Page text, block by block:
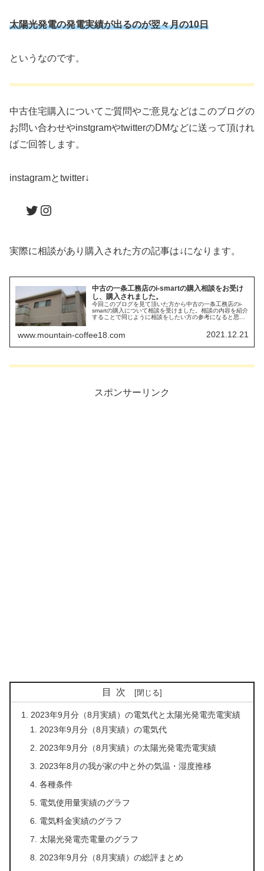
太陽光発電の発電実績が出るのが翌々月の10日
というなのです。
中古住宅購入についてご質問やご意見などはこのブログの
お問い合わせやinstgramやtwitterのDMなどに送って頂けれ
ばご回答します。
instagramとtwitter↓
Twitter
Instagram
実際に相談があり購入された方の記事は↓になります。
中古の一条工務店のi-smartの購入相談をお受け
し、購入されました。
今回このブログを見て頂いた方から中古の一条工務店のi-
smartの購入について相談を受けました。相談の内容を紹介
することで同じように相談をしたい方の参考になると思い
www.mountain-coffee18.com 2021.12.21
スポンサーリンク
目次
2023年9月分（8月実績）の電気代と太陽光発電売電実績
2023年9月分（8月実績）の電気代
2023年9月分（8月実績）の太陽光発電売電実績
2023年8月の我が家の中と外の気温・湿度推移
各種条件
電気使用量実績のグラフ
電気料金実績のグラフ
太陽光発電売電量のグラフ
2023年9月分（8月実績）の総評まとめ